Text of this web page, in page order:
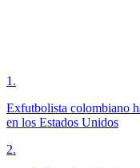
1 .
Exfutbolista colombiano
en los Estados Unidos
2.